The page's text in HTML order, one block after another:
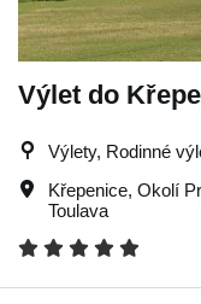
Výlet do
Výlety, Rodinné
Křepenice, Okolí
Toulava